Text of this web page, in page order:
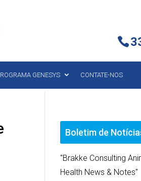
GENESYS CONTATE-NOS
Boletim de
"Brakke Consulting
Health News & Notes"